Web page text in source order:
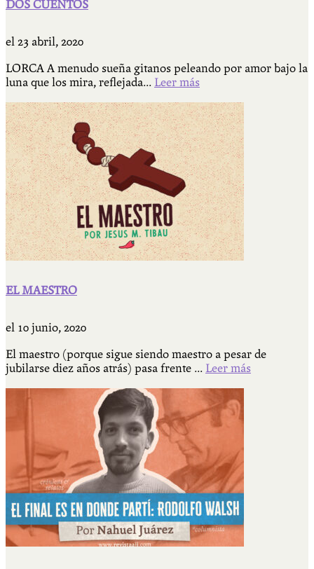
DOS CUENTOS
el 23 abril, 2020
LORCA A menudo sueña gitanos peleando por amor bajo la
luna que los mira, reflejada... Leer más
EL MAESTRO
el 10 junio, 2020
El maestro (porque sigue siendo maestro a pesar de
jubilarse diez años atrás) pasa frente ... Leer más